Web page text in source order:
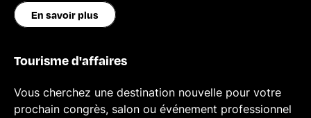
En savoir plus
Tourisme d'affaires
Vous cherchez une destination nouvelle pour votre
prochain congrès, salon ou événement professionnel